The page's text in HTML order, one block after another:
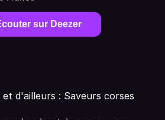
sur Deezer
et d'ailleurs : Saveurs corses